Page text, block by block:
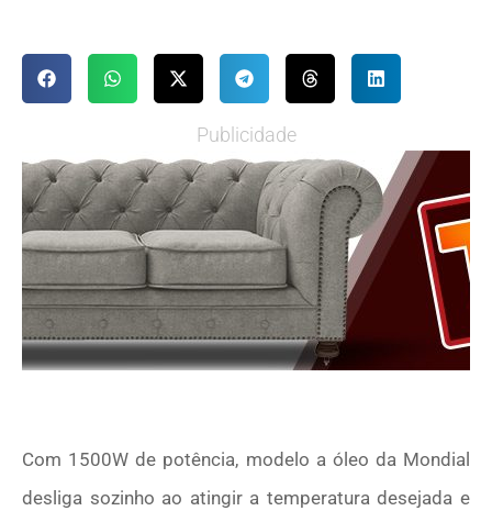
Publicidade
Com 1500W de potência, modelo a óleo da Mondial
desliga sozinho ao atingir a temperatura desejada e